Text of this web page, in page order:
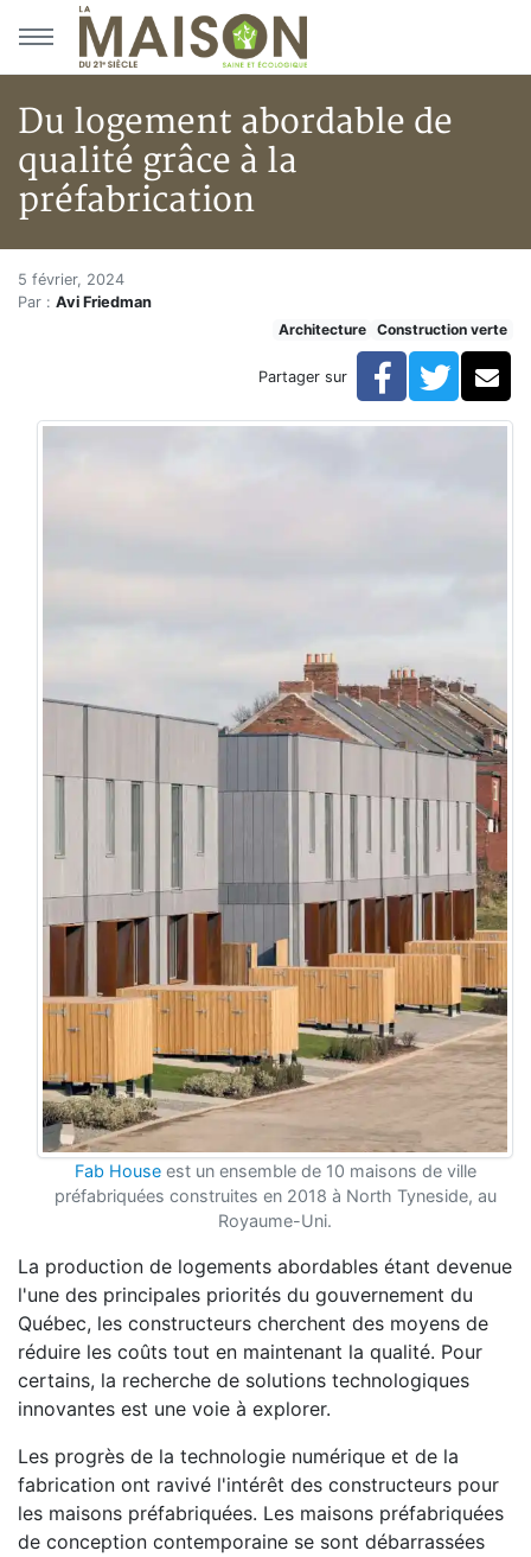
Aller au menu principal
Aller au contenu principal
Du logement abordable de
qualité grâce à la
préfabrication
Accueil
Articles
Du logement abordable de qualité grâce à la
Du logement abordable de
5 février, 2024
Par : Avi Friedman
Architecture
Construction verte
Partager sur Facebook
Fab Houseest un ensemble de 10 maisons de ville
préfabriquées construites en 2018 à North Tyneside, au
Royaume-Uni.
La production de logements abordables étant devenue
l'une des principales priorités du gouvernement du
Québec, les constructeurs cherchent des moyens de
réduire les coûts tout en maintenant la qualité. Pour
certains, la recherche de solutions technologiques
innovantes est une voie à explorer.
Les progrès de la technologie numérique et de la
fabrication ont ravivé l'intérêt des constructeurs pour
les maisons préfabriquées. Les maisons préfabriquées
de conception contemporaine se sont débarrassées